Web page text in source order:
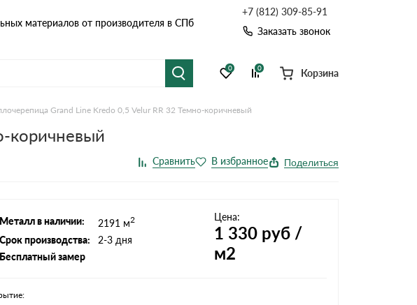
материалов от производителя в СПб
+7 (812) 309-85-91
Заказать звонок
Расчет кровли из профнастила
Расчет забора
Гибкая черепица
0 0 Корзина
Grand Line Kredo 0,5 Velur RR 32 Темно-коричневый
коричневый
Поделиться
Металл в наличии: 2191 м2
Срок производства:
2-3 дня
Бесплатный замер
Цена:
1 330 руб /
м2